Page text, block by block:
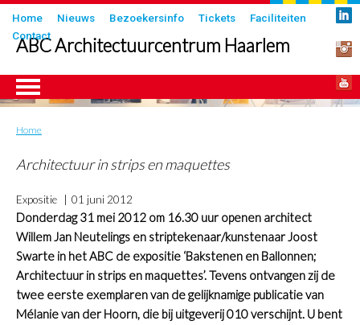
Overslaan
en
naar
inhoud
gaan
Submenu
Home Nieuws Bezoekersinfo Tickets
Faciliteiten
Contact
ABC Architectuurcentrum Haarlem
Kruimelpad
Home
Architectuur in strips en maquettes
Expositie 01 juni 2012
Donderdag 31 mei 2012 om 16.30 uur openen architect
Willem Jan Neutelings en striptekenaar/kunstenaar Joost
Swarte in het ABC de expositie ‘Bakstenen en Ballonnen;
Architectuur in strips en maquettes’. Tevens ontvangen zij de
twee eerste exemplaren van de gelijknamige publicatie van
Mélanie van der Hoorn, die bij uitgeverij 010 verschijnt. U bent